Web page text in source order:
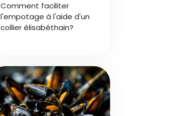
Comment faciliter
l'empotage à l'aide d'un
collier élisabéthain?